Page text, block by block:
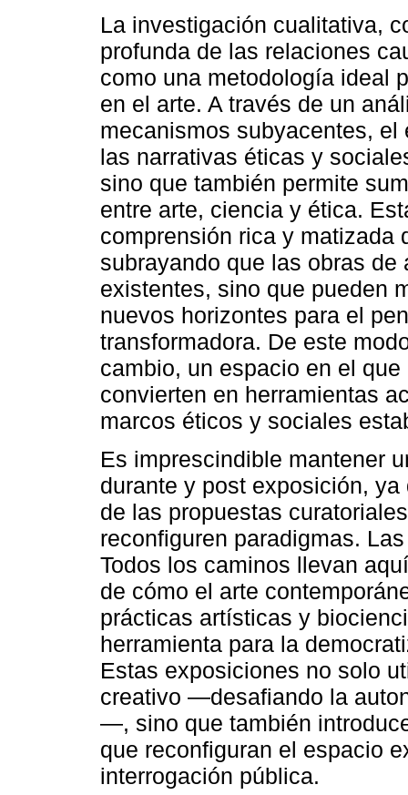
La investigación cualitativa,
profunda de las relaciones
como una metodología ideal
en el arte. A través de un
mecanismos subyacentes,
las narrativas éticas y
sino que también permite
entre arte, ciencia y ética.
comprensión rica y matizada
subrayando que las obras
existentes, sino que pueden
nuevos horizontes para el
transformadora. De este
cambio, un espacio en el
convierten en herramientas
marcos éticos y sociales
Es imprescindible mantener
durante y post exposición,
de las propuestas
reconfiguren paradigmas.
Todos los caminos llevan
de cómo el arte
prácticas artísticas y
herramienta para la
Estas exposiciones no solo
creativo —desafiando la
—, sino que también
que reconfiguran el espacio
interrogación pública.